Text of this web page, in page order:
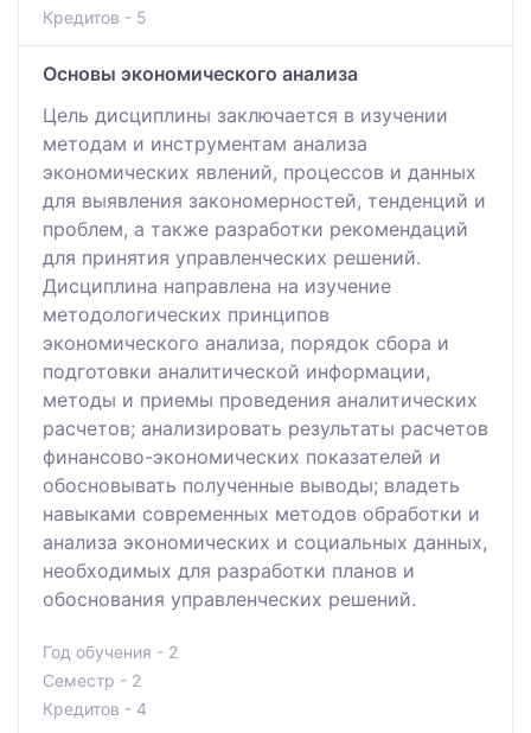
Кредитов - 5
Основы экономического анализа
Цель дисциплины заключается в изучении
методам и инструментам анализа
экономических явлений, процессов и данных
для выявления закономерностей, тенденций и
проблем, а также разработки рекомендаций
для принятия управленческих решений.
Дисциплина направлена на изучение
методологических принципов
экономического анализа, порядок сбора и
подготовки аналитической информации,
методы и приемы проведения аналитических
расчетов; анализировать результаты расчетов
финансово-экономических показателей и
обосновывать полученные выводы; владеть
навыками современных методов обработки и
анализа экономических и социальных данных,
необходимых для разработки планов и
обоснования управленческих решений.
Год обучения - 2
Семестр - 2
Кредитов - 4